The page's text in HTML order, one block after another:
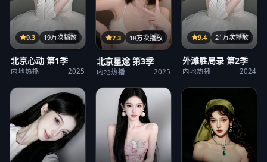
32集
9.3 19万次播放
北京心动 第1季
内地热播 2025
25集
7.3 18万次播放
北京星途 第3季
内地热播 2025
21集
9.4 21万次播放
外滩胜局录 第2季
内地热播 2024